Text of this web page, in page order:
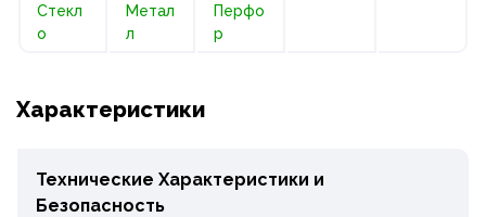
Стекл
о
Метал
л
Перфо
р
Характеристики
Технические Характеристики и
Безопасность